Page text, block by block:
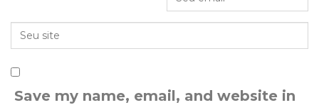
Save my name, email, and website in